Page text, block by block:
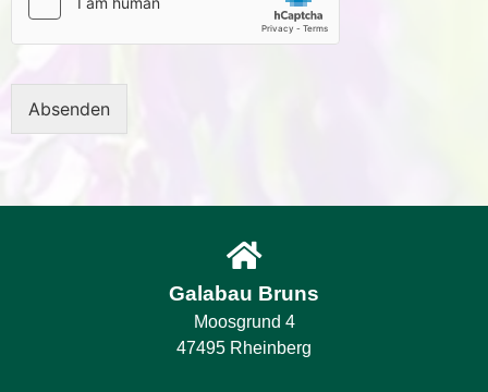
Absenden
Galabau Bruns
Moosgrund 4
47495 Rheinberg